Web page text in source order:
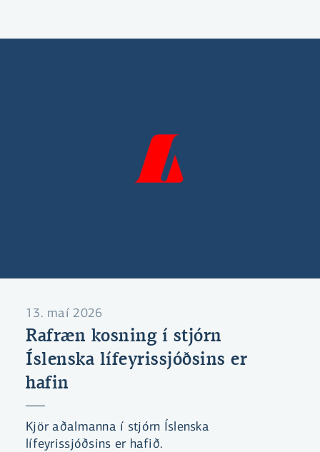
13. maí 2026
Rafræn kosning í stjórn
Íslenska lífeyrissjóðsins er
hafin
Kjör aðalmanna í stjórn Íslenska
lífeyrissjóðsins er hafið.